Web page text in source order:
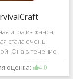
игра из жанра,
стала очень
Она в течение
временного
попала в список
оценка: 4.0